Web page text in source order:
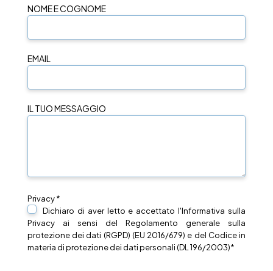
NOME E COGNOME
EMAIL
IL TUO MESSAGGIO
Privacy *
Dichiaro di aver letto e accettato l'Informativa sulla
Privacy ai sensi del Regolamento generale sulla
protezione dei dati (RGPD) (EU 2016/679) e del Codice in
materia di protezione dei dati personali (DL 196/2003)*